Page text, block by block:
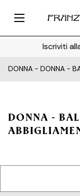
Iscriviti alla
DONNA - DONNA -
DONNA -